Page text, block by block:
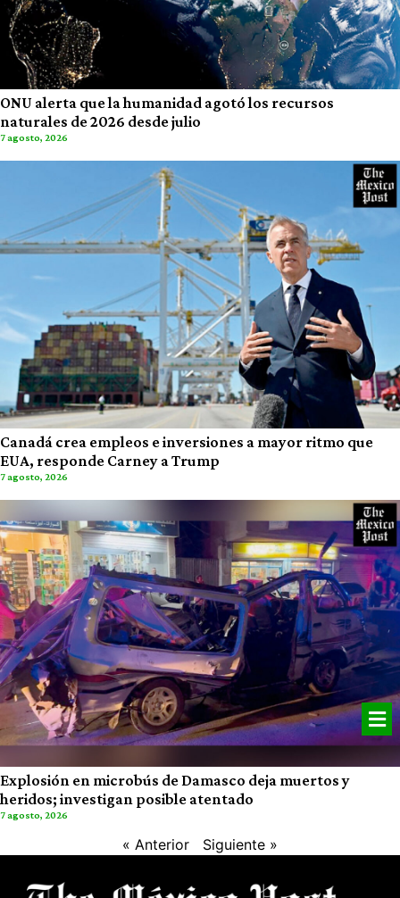
ONU alerta que la humanidad agotó los recursos
naturales de 2026 desde julio
7 agosto, 2026
Canadá crea empleos e inversiones a mayor ritmo que
EUA, responde Carney a Trump
7 agosto, 2026
Explosión en microbús de Damasco deja muertos y
heridos; investigan posible atentado
7 agosto, 2026
« Anterior Siguiente »